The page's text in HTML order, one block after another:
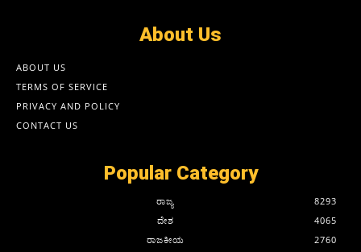
About Us
ABOUT US
TERMS OF SERVICE
PRIVACY AND POLICY
CONTACT US
Popular Category
ರಾಜ್ಯ
8293
ದೇಶ
4065
ರಾಜಕೀಯ
2760